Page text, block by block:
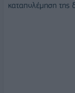
καταπολέμηση της